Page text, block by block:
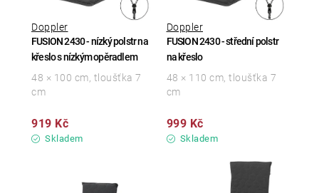
FUSION 2430 - nízký polstr na
křeslo s nízkým opěradlem
Doppler
Skladem
919 Kč
48 × 100 cm, tloušťka 7
cm
FUSION 2430 - střední polstr
na křeslo
Doppler
Skladem
999 Kč
48 × 110 cm, tloušťka 7
cm